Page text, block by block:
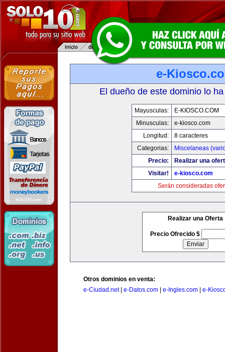
e-
El dueño de este dominio lo
Mayusculas:
E-KIOSCO.COM
Minusculas:
e-kiosco.com
Longitud:
8 caracteres
Categorias:
Miscelaneas
Precio:
Realizar una
Visitar!
e-kiosco.com
Serán consideradas
Realizar una Oferta
Precio Ofrecido $
Otros dominios en venta:
e-Ciudad.net| e-Datos.com e-Ingles.com e-